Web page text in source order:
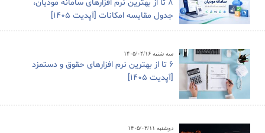
8 تا از بهترین نرم افزارهای سامانه مودیان،
جدول مقایسه امکانات [آپدیت 1405]
سه شنبه ۱۴۰۵/۰۴/۱۶
6 تا از بهترین نرم افزارهای حقوق و دستمزد
[آپدیت 1405]
دوشنبه ۱۴۰۵/۰۳/۱۱